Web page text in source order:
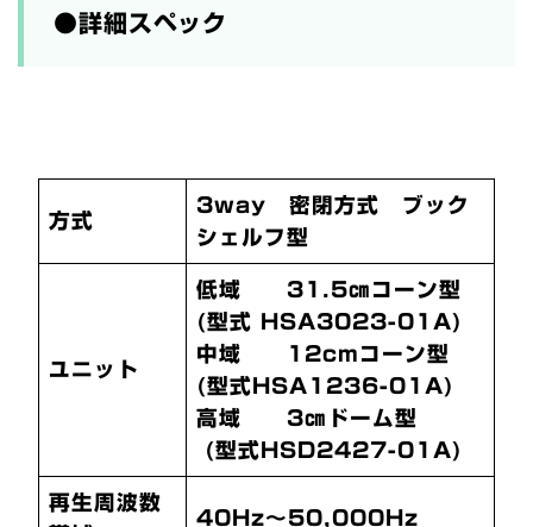
●詳細スペック
方式
3way 密閉方式 ブック
シェルフ型
ユニット
低域 31.5㎝コーン型
(型式 HSA3023-01A)
中域 12cmコーン型
(型式HSA1236-01A)
高域 3㎝ドーム型
(型式HSD2427-01A)
再生周波数
40Hz～50,000Hz